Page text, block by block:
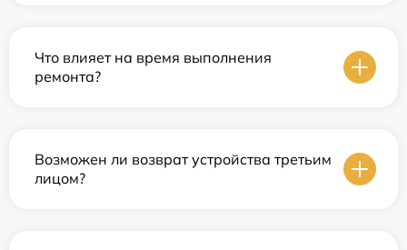
Что влияет на время выполнения
ремонта?
Возможен ли возврат устройства третьим
лицом?